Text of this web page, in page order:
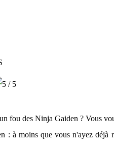
fou des Ninja Gaiden ? Vous
: à moins que vous n'ayez